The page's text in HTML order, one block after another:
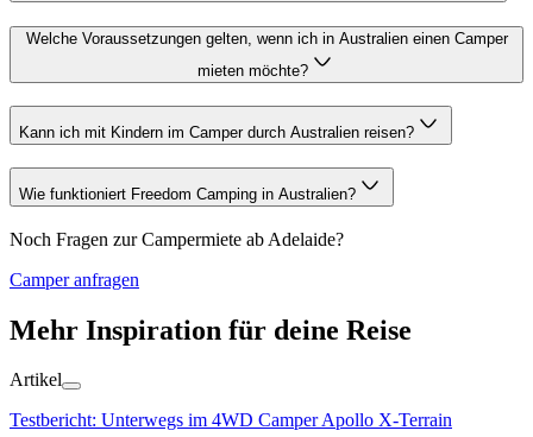
Welche Voraussetzungen gelten, wenn ich in Australien einen Camper
mieten möchte?
Kann ich mit Kindern im Camper durch Australien reisen?
Wie funktioniert Freedom Camping in Australien?
Noch Fragen zur Campermiete ab Adelaide?
Camper anfragen
Mehr Inspiration für deine Reise
Artikel
Testbericht: Unterwegs im 4WD Camper Apollo X-Terrain